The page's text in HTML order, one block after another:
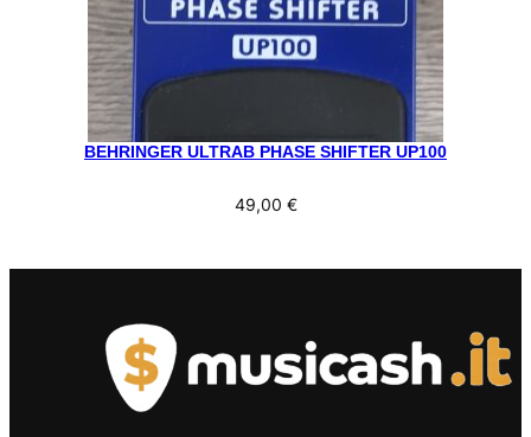
BEHRINGER ULTRAB PHASE SHIFTER UP100
49,00 €